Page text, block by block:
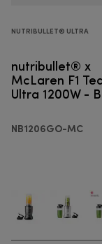
NUTRIBULLET® ULTRA
nutribullet® x
McLaren F1
Ultra 1200W -
NB1206GO-MC